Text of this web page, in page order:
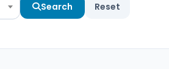
Search Reset